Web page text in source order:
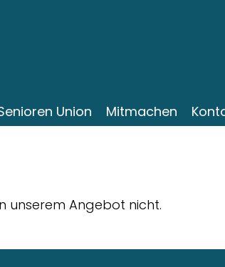
Union Mitmachen
unserem Angebot nicht.